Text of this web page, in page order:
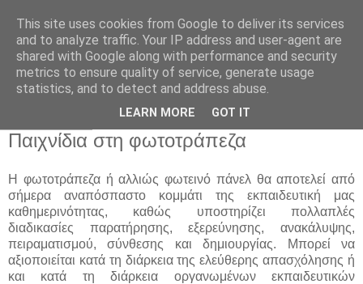
Παιδικός Σταθμός-
Νηπιαγωγείο "ΔΕΛΑΣΑΛ"
Παιχνίδια στη φωτοτράπεζα
Η φωτοτράπεζα ή αλλιώς φωτεινό πάνελ θα αποτελεί από
σήμερα αναπόσπαστο κομμάτι της εκπαιδευτική μας
καθημερινότητας, καθώς υποστηρίζει πολλαπλές
διαδικασίες παρατήρησης, εξερεύνησης, ανακάλυψης,
πειραματισμού, σύνθεσης και δημιουργίας.
Μπορεί να
αξιοποιείται κατά τη διάρκεια της ελεύθερης απασχόλησης ή
και κατά τηδιάρκεια οργανωμένων εκπαιδευτικών
This site uses cookies from Google to deliver its services
and to analyze traffic. Your IP address and user-agent are
shared with Google along with performance and security
metrics to ensure quality of service, generate usage
statistics, and to detect and address abuse.
LEARN MORE GOT IT